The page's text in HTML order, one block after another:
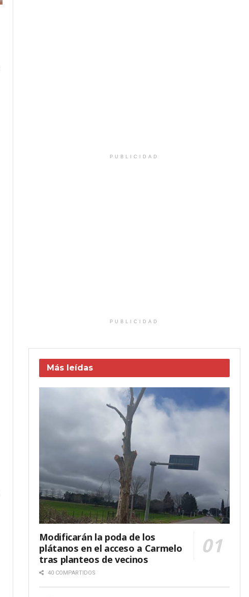
PUBLICIDAD
PUBLICIDAD
Más leídas
Modificarán la poda de los
plátanos en el acceso a Carmelo
tras planteos de vecinos
40 COMPARTIDOS